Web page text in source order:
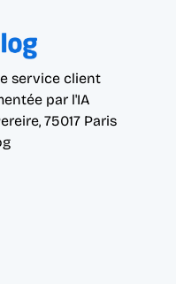
service client
par l'IA
75017 Paris